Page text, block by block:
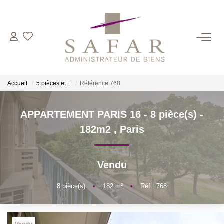
NOS CABINETS
Safar
Cadot Beauplet – Safar
LRPI
Gescofim – Finorgest Paris
Gescofim - Finorgest Aulnay
Nous Rejoindre
NOS MÉTIERS
Accueil 5 pièces et + Référence 768
APPARTEMENT PARIS 16 - 8 pièce(s) -
182m2 ,Paris
Vendu
8 pièce(s) • 182 m² • Réf : 768